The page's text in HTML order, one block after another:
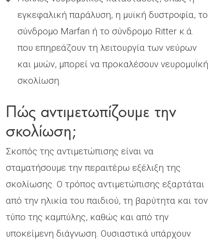
εγκεφαλική παράλυση, η µυϊκή δυστροφία, το
σύνδροµο Marfan ή το σύνδροµο Ritter κ.ά.
που επηρεάζουν τη λειτουργία των νεύρων
και µυών, µπορεί να προκαλέσουν νευροµυΪκή
σκολίωση.
Πώς αντιµετωπίζουµε την
σκολίωση;
Σκοπός της αντιµετώπισης είναι να
σταµατήσουµε την περαιτέρω εξέλιξη της
σκολίωσης. Ο τρόπος αντιµετώπισης εξαρτάται
από την ηλικία του παιδιού, τη βαρύτητα και τον
τύπο της καµπύλης, καθώς και από την
υποκείµενη διάγνωση. Ουσιαστικά υπάρχουν